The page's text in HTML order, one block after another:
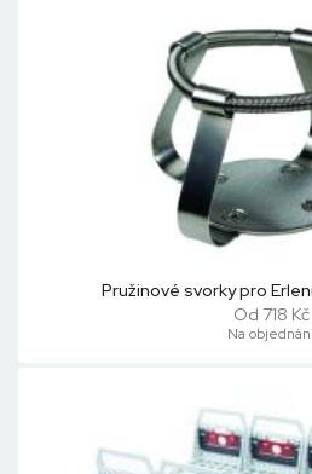
Pružinové svorky pro
Od 718 Kč
Na